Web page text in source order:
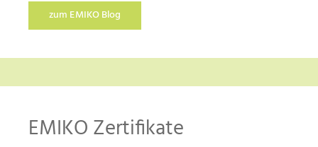
zum EMIKO Blog
EMIKO Zertifikate